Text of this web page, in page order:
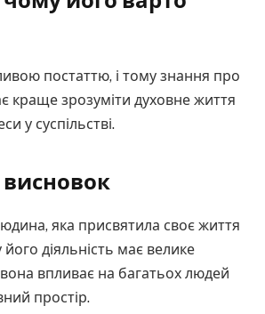
постаттю, і тому знання про
краще зрозуміти духовне життя
у суспільстві.
яка присвятила своє життя
його діяльність має велике
впливає на багатьох людей
простір.